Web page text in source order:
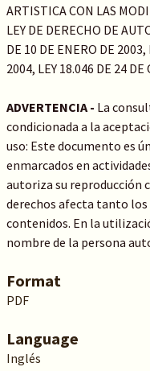
ARTISTICA CON LAS
LEY DE DERECHO DE
DE 10 DE ENERO DE
2004, LEY 18.046 DE 24
ADVERTENCIA - La
condicionada a la
uso: Este documento es
enmarcados en
autoriza su reproducción
derechos afecta tanto los
contenidos. En la
nombre de la persona
Format
PDF
Language
Inglés